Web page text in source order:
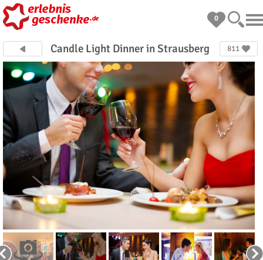
0
Candle Light Dinner in Strausberg 811